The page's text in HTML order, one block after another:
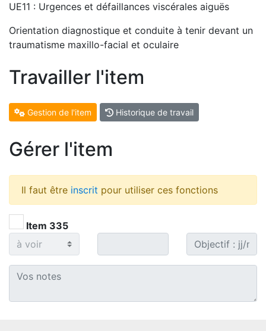
UE11 : Urgences et défaillances viscérales aiguës
Orientation diagnostique et conduite à tenir devant un
traumatisme maxillo-facial et oculaire
Travailler l'item
Gestion de l'item Historique de travail
Gérer l'item
Il faut être inscrit pour utiliser ces fonctions
Item 335